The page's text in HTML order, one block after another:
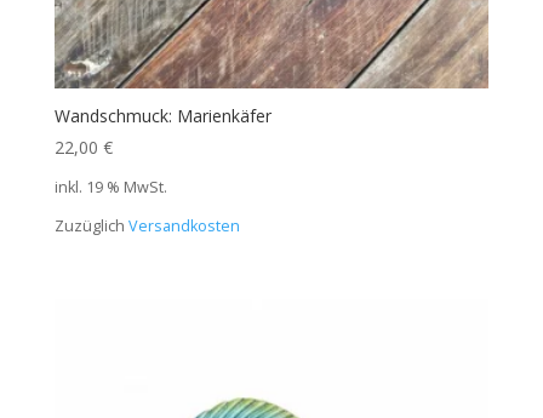
Wandschmuck: Marienkäfer
22,00 €
inkl. 19 % MwSt.
Zuzüglich Versandkosten